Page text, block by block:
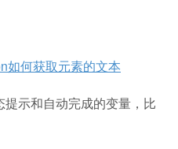
如何获取元素的文本
示和自动完成的变量，比